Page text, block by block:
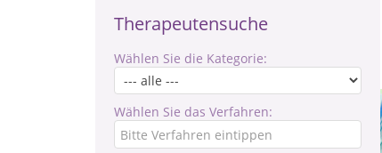
Therapeutensuche
Wählen Sie die Kategorie:
Wählen Sie das Verfahren: